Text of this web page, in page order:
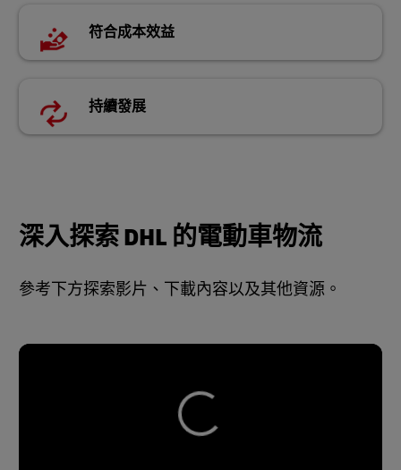
符合成本效益
持續發展
深入探索 DHL 的電動車物流
參考下方探索影片、下載內容以及其他資源。